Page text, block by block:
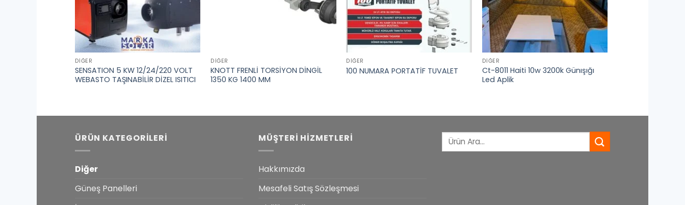
DIĞER
SENSATION 5 KW 12/24/220 VOLT
WEBASTO TAŞINABİLİR DİZEL ISITICI
DIĞER
KNOTT FRENLİ TORSİYON DİNGİL
1350 KG 1400 MM
DIĞER
100 NUMARA PORTATİF TUVALET
DIĞER
Ct-8011 Haiti 10w 3200k Günışığı
Led Aplik
ÜRÜN KATEGORILERI
Diğer
Güneş Panelleri
MÜŞTERI HIZMETLERI
Hakkımızda
Mesafeli Satış Sözleşmesi
Ara: